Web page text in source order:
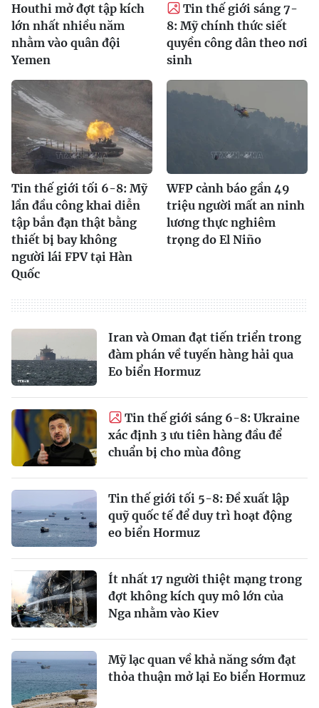
Houthi mở đợt tập kích
lớn nhất nhiều năm
nhằm vào quân đội
Yemen
Tin thế giới sáng 7-
8: Mỹ chính thức siết
quyền công dân theo nơi
sinh
Tin thế giới tối 6-8: Mỹ
lần đầu công khai diễn
tập bắn đạn thật bằng
thiết bị bay không
người lái FPV tại Hàn
Quốc
WFP cảnh báo gần 49
triệu người mất an ninh
lương thực nghiêm
trọng do El Niño
Iran và Oman đạt tiến triển trong
đàm phán về tuyến hàng hải qua
Eo biển Hormuz
Tin thế giới sáng 6-8: Ukraine
xác định 3 ưu tiên hàng đầu để
chuẩn bị cho mùa đông
Tin thế giới tối 5-8: Đề xuất lập
quỹ quốc tế để duy trì hoạt động
eo biển Hormuz
Ít nhất 17 người thiệt mạng trong
đợt không kích quy mô lớn của
Nga nhằm vào Kiev
Mỹ lạc quan về khả năng sớm đạt
thỏa thuận mở lại Eo biển Hormuz